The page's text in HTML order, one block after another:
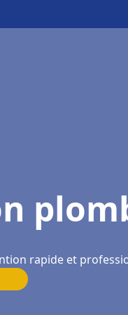
rapide et